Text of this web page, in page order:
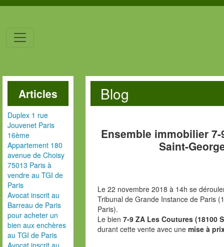
Articles
Duplex 1 rue
Jouvenet Paris
16ème
Appartement 180
avenue de Choisy
75013 Paris à
vendre au TGI de
Paris
Avocat inscrit au
Barreau de Paris
pour acheter un
bien aux enchères
au TGI de Paris
Avocat inscrit au
Blog
Ensemble immobilier
Saint-
Le 22 novembre 2018 à 14h se
Tribunal de Grande Instance de Paris
Paris).
Le bien 7-9 ZA Les Coutures (18100
durant cette vente avec une mise à